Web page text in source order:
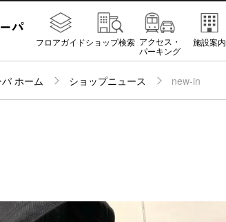
フロアガイドショップ検索 アクセス・
パーキング
施設案内
ホーム ショップニュース new-in